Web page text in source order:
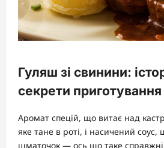
Гуляш зі свинини:
секрети приготування
Аромат спецій, що витає над
яке тане в роті, і насичений соус,
шматочок — ось що таке